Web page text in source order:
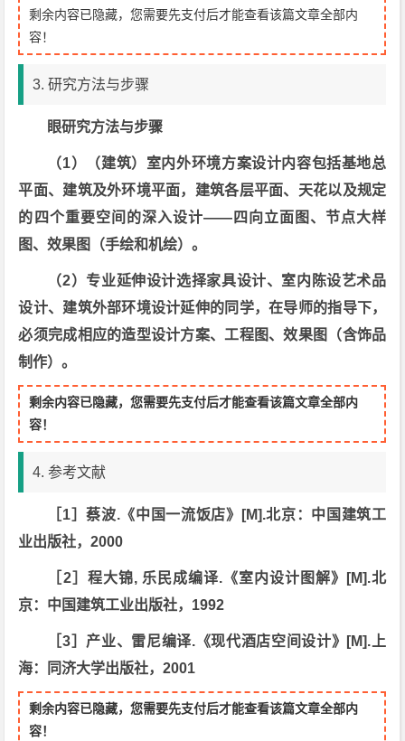
剩余内容已隐藏，您需要先支付后才能查看该篇文章全部内
容！
3. 研究方法与步骤
眼研究方法与步骤
（1）（建筑）室内外环境方案设计内容包括基地总
平面、建筑及外环境平面，建筑各层平面、天花以及规定
的四个重要空间的深入设计——四向立面图、节点大样
图、效果图（手绘和机绘）。
（2）专业延伸设计选择家具设计、室内陈设艺术品
设计、建筑外部环境设计延伸的同学，在导师的指导下，
必须完成相应的造型设计方案、工程图、效果图（含饰品
制作）。
剩余内容已隐藏，您需要先支付后才能查看该篇文章全部内
容！
4. 参考文献
［1］蔡波.《中国一流饭店》[M].北京：中国建筑工
业出版社，2000
［2］程大锦, 乐民成编译.《室内设计图解》[M].北
京：中国建筑工业出版社，1992
［3］产业、雷尼编译.《现代酒店空间设计》[M].上
海：同济大学出版社，2001
剩余内容已隐藏，您需要先支付后才能查看该篇文章全部内
容！